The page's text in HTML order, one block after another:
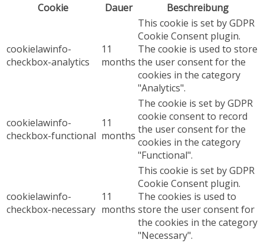
Cookie
Dauer Beschreibung
cookielawinfo-
checkbox-analytics
11
months
This cookie is set by GDPR
Cookie Consent plugin.
The cookie is used to store
the user consent for the
cookies in the category
"Analytics".
cookielawinfo-
checkbox-functional
11
months
The cookie is set by GDPR
cookie consent to record
the user consent for the
cookies in the category
"Functional".
cookielawinfo-
checkbox-necessary
11
months
This cookie is set by GDPR
Cookie Consent plugin.
The cookies is used to
store the user consent for
the cookies in the category
"Necessary".